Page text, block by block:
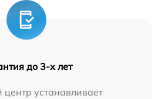
до 3-х лет
устанавливает